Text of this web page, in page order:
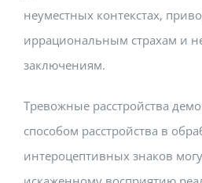
неуместных контекстах,
иррациональным страхам и
заключениям.
Тревожные расстройства
способом расстройства в
интероцептивных знаков